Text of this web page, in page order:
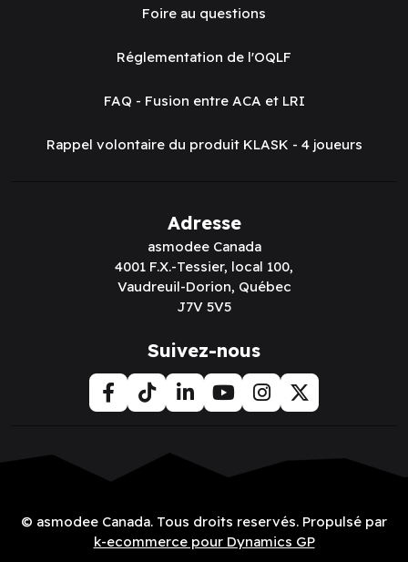
Foire au questions
Réglementation de l'OQLF
FAQ - Fusion entre ACA et LRI
Rappel volontaire du produit KLASK - 4 joueurs
Adresse
asmodee Canada
4001 F.X.-Tessier, local 100,
Vaudreuil-Dorion, Québec
J7V 5V5
Suivez-nous
© asmodee Canada. Tous droits reservés. Propulsé par
k-ecommerce pour Dynamics GP